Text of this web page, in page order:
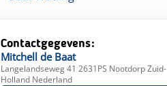
Contactgegevens:
Mitchell de Baat
Langelandseweg 41 2631PS Nootdorp Zuid-
Holland Nederland